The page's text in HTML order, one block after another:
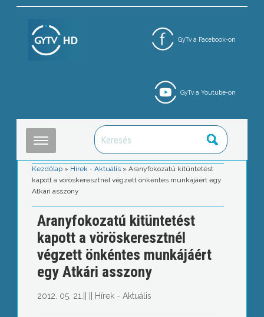
GyTv a Facebook-on
GyTv a Youtube-on
Kezdőlap » Hírek - Aktuális »Aranyfokozatú kitüntetést
kapott a vöröskeresztnél végzett önkéntes munkájáért egy
Atkári asszony
Aranyfokozatú kitüntetést
kapott a vöröskeresztnél
végzett önkéntes munkájáért
egy Atkári asszony
2012. 05. 21. Hírek - Aktuális